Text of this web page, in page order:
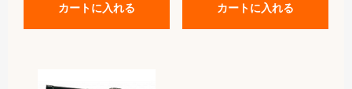
カートに入れる カートに入れる